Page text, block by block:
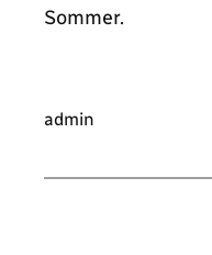
Sommer.
admin